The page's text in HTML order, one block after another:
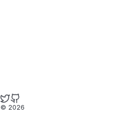
© 2026